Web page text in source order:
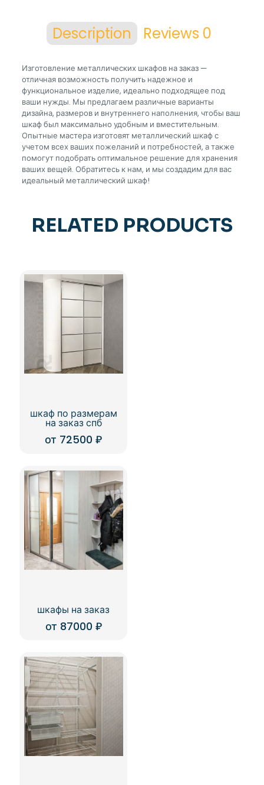
Description Reviews 0
Изготовление металлических шкафов на заказ —
отличная возможность получить надежное и
функциональное изделие, идеально подходящее под
ваши нужды. Мы предлагаем различные варианты
дизайна, размеров и внутреннего наполнения, чтобы ваш
шкаф был максимально удобным и вместительным.
Опытные мастера изготовят металлический шкаф с
учетом всех ваших пожеланий и потребностей, а также
помогут подобрать оптимальное решение для хранения
ваших вещей. Обратитесь к нам, и мы создадим для вас
идеальный металлический шкаф!
RELATED PRODUCTS
шкаф по размерам
на заказ спб
от 72500₽
шкафы на заказ
от 87000 ₽